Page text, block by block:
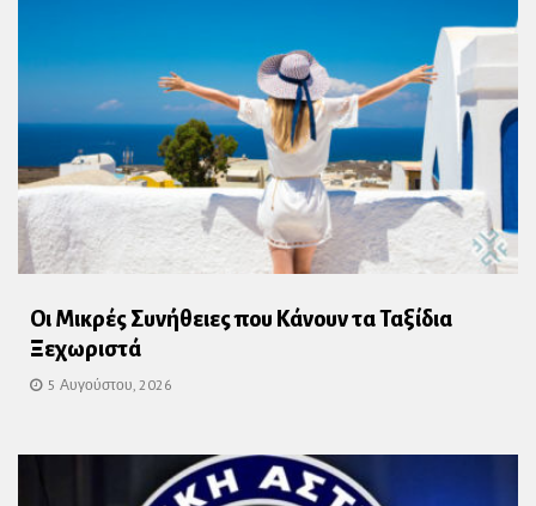
Οι Μικρές Συνήθειες που Κάνουν τα Ταξίδια
Ξεχωριστά
5 Αυγούστου, 2026